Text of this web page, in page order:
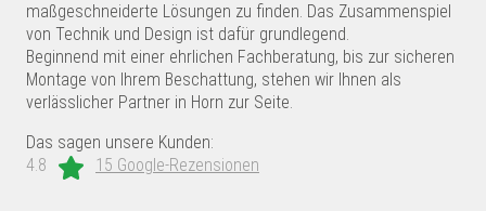
maßgeschneiderte Lösungen zu finden. Das Zusammenspiel
von Technik und Design ist dafür grundlegend.
Beginnend mit einer ehrlichen Fachberatung, bis zur sicheren
Montage von Ihrem Beschattung, stehen wir Ihnen als
verlässlicher Partner in Horn zur Seite.
Das sagen unsere Kunden:
4.8
15 Google-Rezensionen